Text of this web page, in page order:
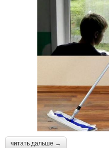
читать дальше →